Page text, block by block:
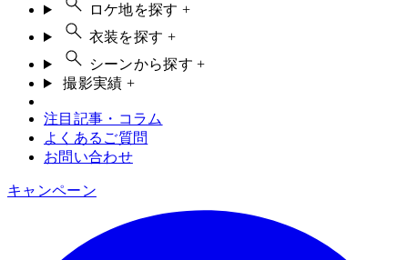
ロケ地を探す +
衣装を探す +
シーンから探す +
撮影実績 +
注目記事・コラム
よくあるご質問
お問い合わせ
キャンペーン